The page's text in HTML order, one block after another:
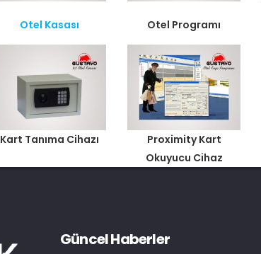
Otel Kasası Otel Programı
Kart Tanıma Cihazı
Proximity Kart
Okuyucu Cihaz
Güncel Haberler